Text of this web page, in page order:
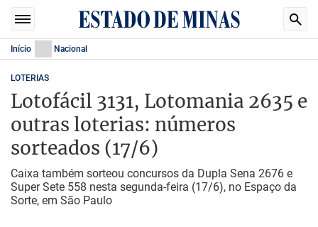
Início Nacional
LOTERIAS
Lotofácil 3131, Lotomania 2635 e
outras loterias: números
sorteados (17/6)
Caixa também sorteou concursos da Dupla Sena 2676 e
Super Sete 558 nesta segunda-feira (17/6), no Espaço da
Sorte, em São Paulo